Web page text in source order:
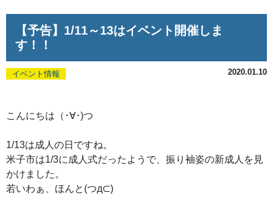
【予告】1/11～13はイベント開催しま
す！！
イベント情報 2020.01.10
こんにちは（･∀･)つ
1/13は成人の日ですね。
米子市は1/3に成人式だったようで、振り袖姿の新成人を見
かけました。
若いわぁ、ほんと(つд⊂)